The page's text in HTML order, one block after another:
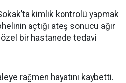
kimlik kontrolü yapmak
açtığı ateş sonucu ağır
bir hastanede tedavi
rağmen hayatını kaybetti.